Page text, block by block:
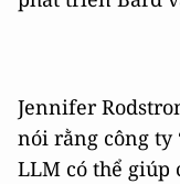
Jennifer
nói rằng công ty
LLM có thể giúp